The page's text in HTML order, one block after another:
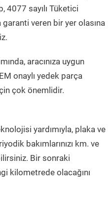
4077 sayılı Tüketici
veren bir yer olasına
aracınıza uygun
onaylı yedek parça
çok önemlidir.
yardımıyla, plaka ve
bakımlarınızı km. ve
Bir sonraki
kilometrede olacağını